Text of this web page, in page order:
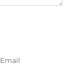
Email